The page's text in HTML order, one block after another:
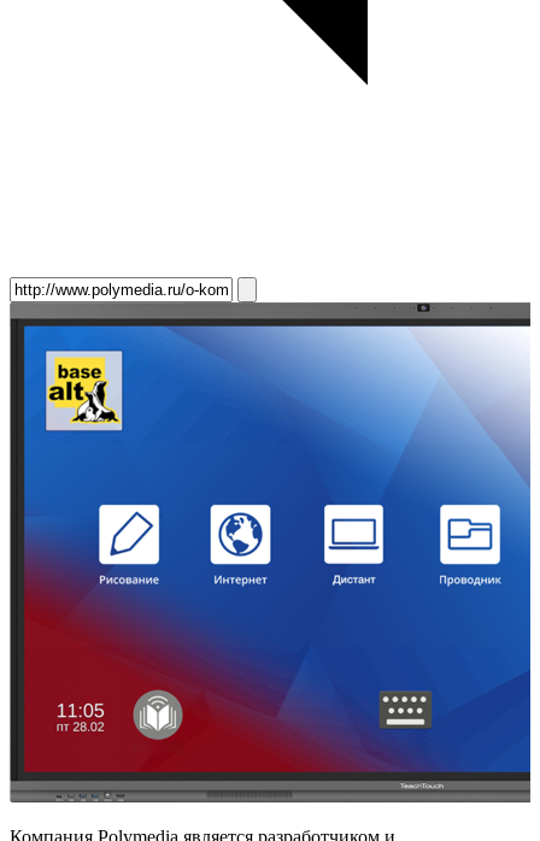
Компания Polymedia является разработчиком и